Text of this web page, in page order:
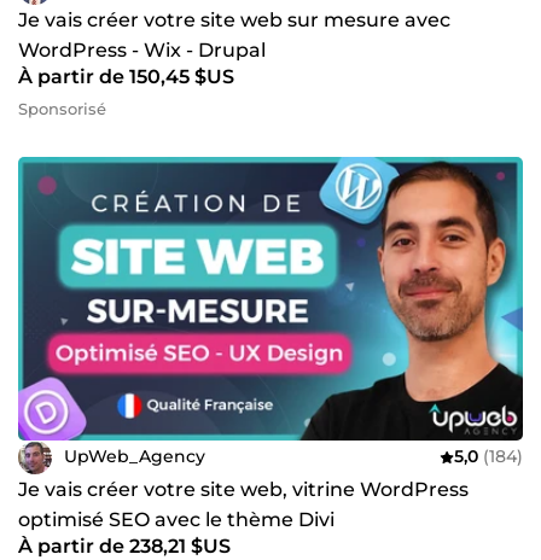
Je vais créer votre site web sur mesure avec
WordPress - Wix - Drupal
À partir de 150,45 $US
Sponsorisé
UpWeb_Agency 5,0 (184)
Je vais créer votre site web, vitrine WordPress
optimisé SEO avec le thème Divi
À partir de 238,21 $US